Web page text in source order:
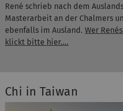
René schrieb nach dem
Masterarbeit an der Chalmers
ebenfalls im Ausland. Wer
klickt bitte hier....
Chi in Taiwan